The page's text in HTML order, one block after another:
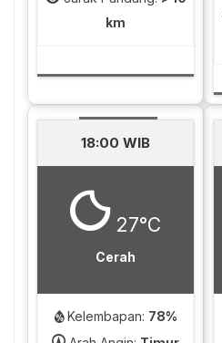
km
18:00 WIB
27°C
Cerah
Kelembapan: 78%